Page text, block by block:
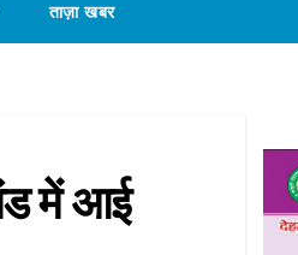
ताज़ा खबर
में आई